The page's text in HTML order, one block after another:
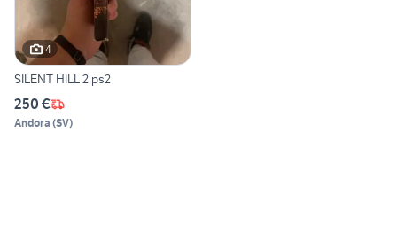
4
SILENT HILL 2 ps2
250 €
Andora (SV)